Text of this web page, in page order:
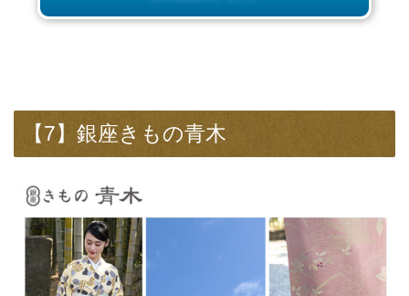
【7】銀座きもの青木